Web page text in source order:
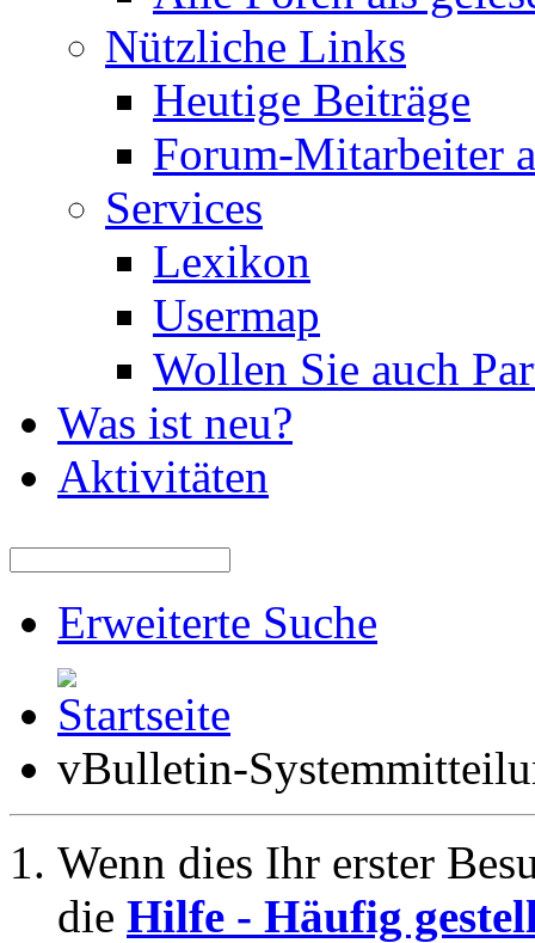
Nützliche Links
Heutige Beiträge
Forum-Mitarbeiter
Services
Lexikon
Usermap
Wollen Sie auch
Was ist neu?
Aktivitäten
Erweiterte Suche
vBulletin-
Wenn dies Ihr erster
die Hilfe - Häufig